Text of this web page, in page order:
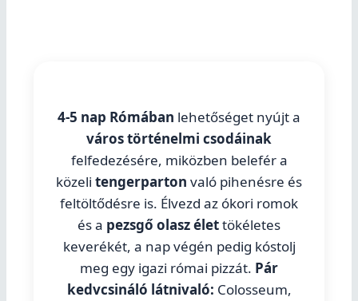
4-5 nap Rómában lehetőséget nyújt a
város történelmi csodáinak
felfedezésére, miközben belefér a
közeli tengerparton való pihenésre és
feltöltődésre is. Élvezd az ókori romok
és a pezsgő olasz élettökéletes
keverékét, a nap végén pedig kóstolj
meg egy igazi római pizzát. Pár
kedvcsináló látnivaló: Colosseum,